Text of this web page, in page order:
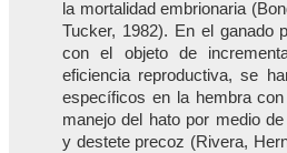
la mortalidad embrionaria
Tucker, 1982). En el ganado
con el objeto de
eficiencia reproductiva, se
específicos en la hembra
manejo del hato por medio
y destete precoz (Rivera,